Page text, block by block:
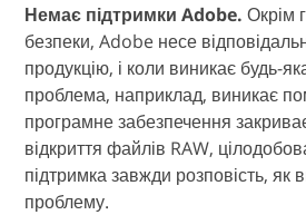
Немає підтримки Adobe. Окрім
безпеки, Adobe несе
продукцію, і коли виникає будь-
проблема, наприклад, виникає
програмне забезпечення
відкриття файлів RAW,
підтримка завжди розповість, як
проблему.